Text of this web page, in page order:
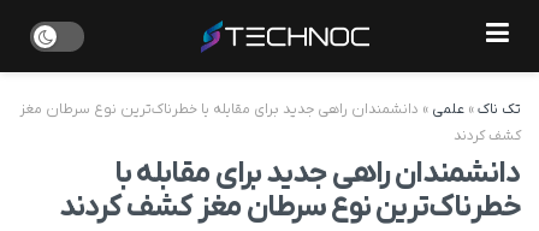
تک ناک» علمی » دانشمندان راهی جدید برای مقابله با خطرناک‌ترین نوع سرطان مغز
کشف کردند
دانشمندان راهی جدید برای مقابله با
خطرناک‌ترین نوع سرطان مغز کشف کردند